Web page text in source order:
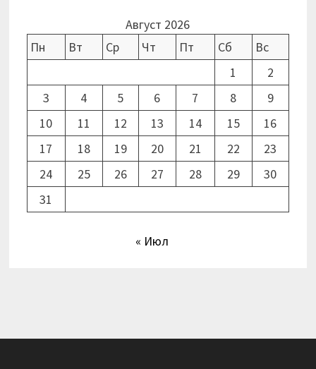
Август 2026
Пн
Вт Ср Чт Пт Сб
Вс
1
2
3
4 5 6 7 8
9
10
11 12 13 14 15
16
17
18 19 20 21 22
23
24
25 26 27 28 29
30
31
« Июл